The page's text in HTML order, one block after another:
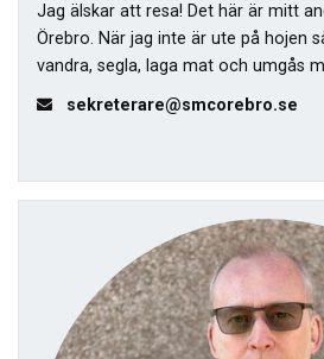
Jag älskar att resa! Det här är mitt
Örebro. När jag inte är ute på hojen
vandra, segla, laga mat och umgås
sekreterare@smcorebro.se